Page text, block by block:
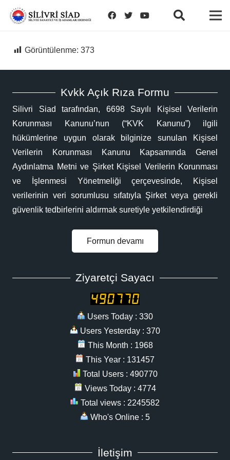
Görüntülenme: 373
Kvkk Açık Rıza Formu
Silivri Siad tarafından, 6698 Sayılı Kişisel Verilerin
Korunması Kanunu’nun (“KVK Kanunu”) ilgili
hükümlerine uygun olarak bilginize sunulan Kişisel
Verilerin Korunması Kanunu Kapsamında Genel
Aydınlatma Metni ve Şirket Kişisel Verilerin Korunması
ve İşlenmesi Yönetmeliği çerçevesinde, Kişisel
verilerinin veri sorumlusu sıfatıyla Şirket veya gerekli
güvenlik tedbirlerini aldırmak suretiyle yetkilendirdiği
Formun devamı
Ziyaretçi Sayacı
Users Today : 330
Users Yesterday : 370
This Month : 1968
This Year : 131457
Total Users : 490770
Views Today : 4774
Total views : 2245582
Who's Online : 5
İletişim